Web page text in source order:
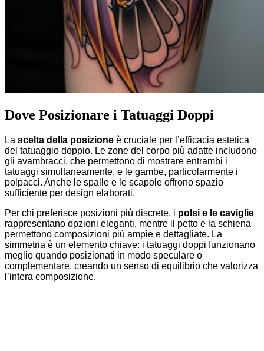
Dove Posizionare i Tatuaggi Doppi
La scelta della posizione è cruciale per l’efficacia estetica
del tatuaggio doppio. Le zone del corpo più adatte includono
gli avambracci, che permettono di mostrare entrambi i
tatuaggi simultaneamente, e le gambe, particolarmente i
polpacci. Anche le spalle e le scapole offrono spazio
sufficiente per design elaborati.
Per chi preferisce posizioni più discrete, i polsi e le caviglie
rappresentano opzioni eleganti, mentre il petto e la schiena
permettono composizioni più ampie e dettagliate. La
simmetria è un elemento chiave: i tatuaggi doppi funzionano
meglio quando posizionati in modo speculare o
complementare, creando un senso di equilibrio che valorizza
l’intera composizione.